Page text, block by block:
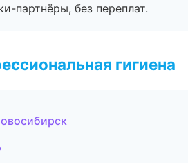
партнёры, без переплат.
гигиена